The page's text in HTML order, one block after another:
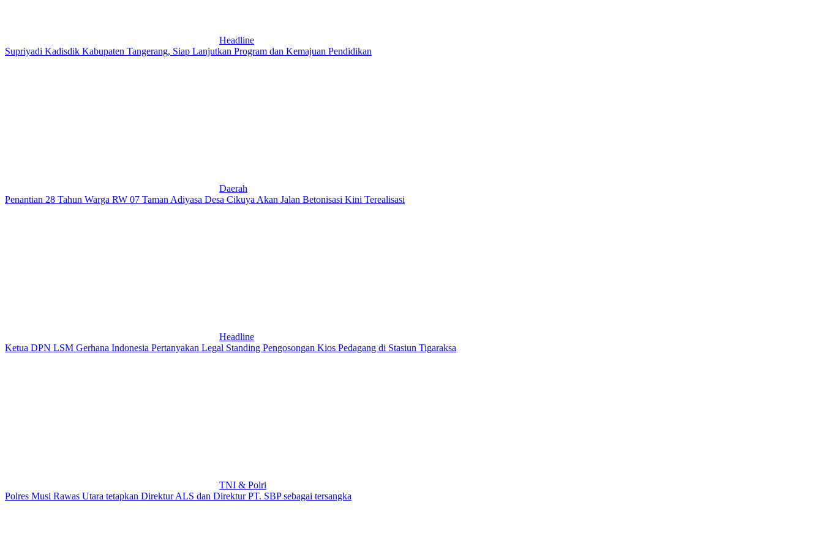
Headline
Supriyadi Kadisdik Kabupaten Tangerang, Siap Lanjutkan Program dan Kemajuan Pendidikan
Daerah
Penantian 28 Tahun Warga RW 07 Taman Adiyasa Desa Cikuya Akan Jalan Betonisasi Kini Terealisasi
Headline
Ketua DPN LSM Gerhana Indonesia Pertanyakan Legal Standing Pengosongan Kios Pedagang di Stasiun Tigaraksa
TNI & Polri
Polres Musi Rawas Utara tetapkan Direktur ALS dan Direktur PT. SBP sebagai tersangka